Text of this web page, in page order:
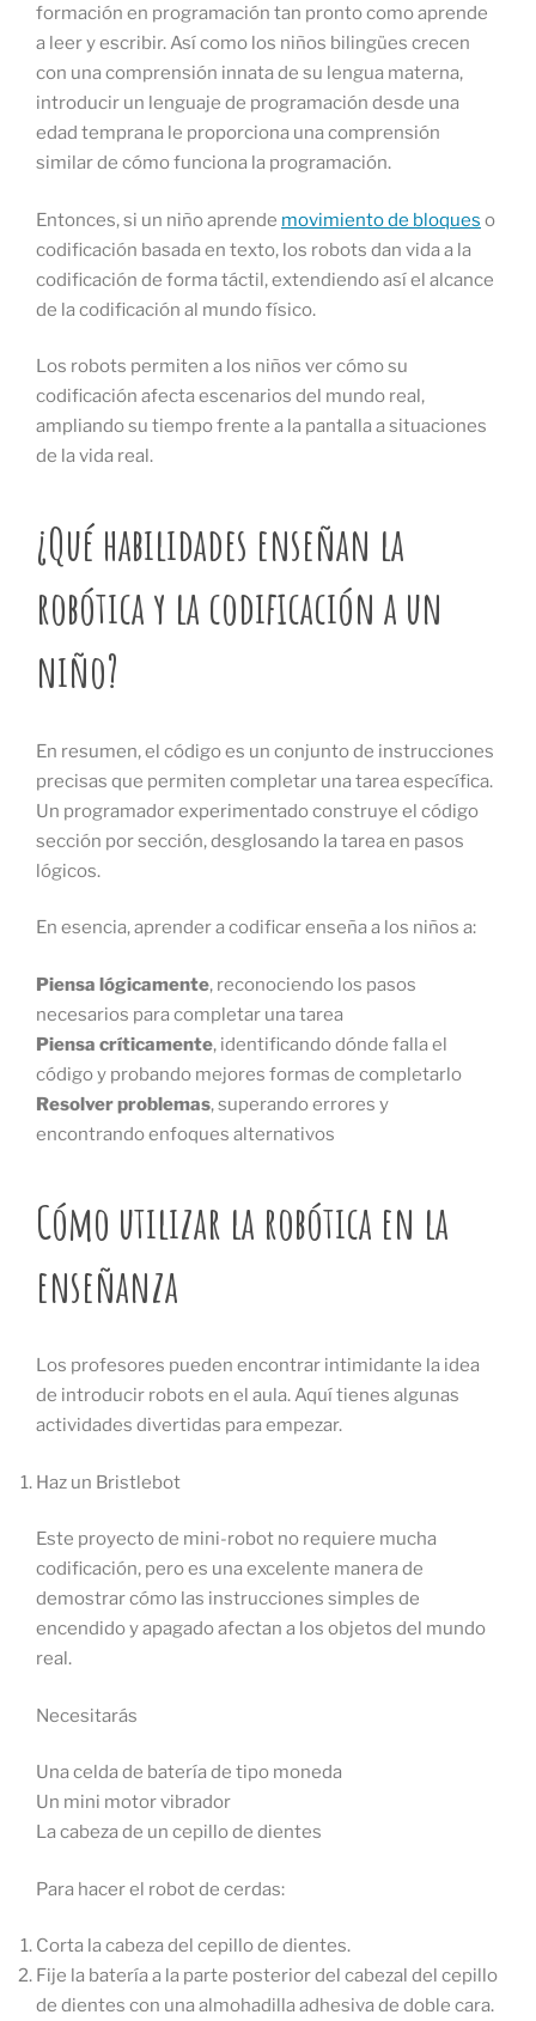
formación en programación tan pronto como aprende
a leer y escribir. Así como los niños bilingües crecen
con una comprensión innata de su lengua materna,
introducir un lenguaje de programación desde una
edad temprana le proporciona una comprensión
similar de cómo funciona la programación.
Entonces, si un niño aprende movimiento de bloques o
codificación basada en texto, los robots dan vida a la
codificación de forma táctil, extendiendo así el alcance
de la codificación al mundo físico.
Los robots permiten a los niños ver cómo su
codificación afecta escenarios del mundo real,
ampliando su tiempo frente a la pantalla a situaciones
de la vida real.
¿Qué habilidades enseñan la
robótica y la codificación a un
niño?
En resumen, el código es un conjunto de instrucciones
precisas que permiten completar una tarea específica.
Un programador experimentado construye el código
sección por sección, desglosando la tarea en pasos
lógicos.
En esencia, aprender a codificar enseña a los niños a:
Piensa lógicamente, reconociendo los pasos
necesarios para completar una tarea
Piensa críticamente, identificando dónde falla el
código y probando mejores formas de completarlo
Resolver problemas, superando errores y
encontrando enfoques alternativos
Cómo utilizar la robótica en la
enseñanza
Los profesores pueden encontrar intimidante la idea
de introducir robots en el aula. Aquí tienes algunas
actividades divertidas para empezar.
Haz un Bristlebot
Este proyecto de mini-robot no requiere mucha
codificación, pero es una excelente manera de
demostrar cómo las instrucciones simples de
encendido y apagado afectan a los objetos del mundo
real.
Necesitarás
Una celda de batería de tipo moneda
Un mini motor vibrador
La cabeza de un cepillo de dientes
Para hacer el robot de cerdas:
Corta la cabeza del cepillo de dientes.
Fije la batería a la parte posterior del cabezal del cepillo
de dientes con una almohadilla adhesiva de doble cara.